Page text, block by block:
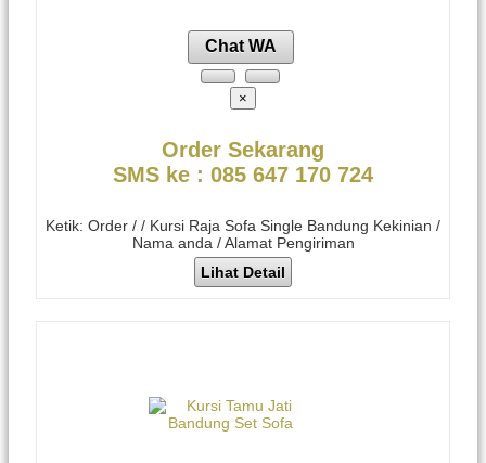
Chat WA
×
Order Sekarang
SMS ke : 085 647 170 724
Ketik: Order / / Kursi Raja Sofa Single Bandung Kekinian /
Nama anda / Alamat Pengiriman
Lihat Detail